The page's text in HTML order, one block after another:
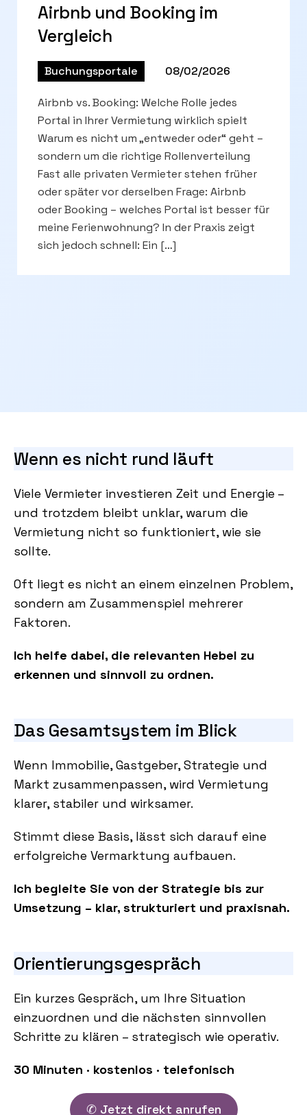
Airbnb und Booking im
Vergleich
Buchungsportale 08/02/2026
Airbnb vs. Booking: Welche Rolle jedes
Portal in Ihrer Vermietung wirklich spielt
Warum es nicht um „entweder oder“ geht –
sondern um die richtige Rollenverteilung
Fast alle privaten Vermieter stehen früher
oder später vor derselben Frage: Airbnb
oder Booking – welches Portal ist besser für
meine Ferienwohnung? In der Praxis zeigt
sich jedoch schnell: Ein […]
Wenn es nicht rund läuft
Viele Vermieter investieren Zeit und Energie –
und trotzdem bleibt unklar, warum die
Vermietung nicht so funktioniert, wie sie
sollte.
Oft liegt es nicht an einem einzelnen Problem,
sondern am Zusammenspiel mehrerer
Faktoren.
Ich helfe dabei, die relevanten Hebel zu
erkennen und sinnvoll zu ordnen.
Das Gesamtsystem im Blick
Wenn Immobilie, Gastgeber, Strategie und
Markt zusammenpassen, wird Vermietung
klarer, stabiler und wirksamer.
Stimmt diese Basis, lässt sich darauf eine
erfolgreiche Vermarktung aufbauen.
Ich begleite Sie von der Strategie bis zur
Umsetzung – klar, strukturiert und praxisnah.
Orientierungsgespräch
Ein kurzes Gespräch, um Ihre Situation
einzuordnen und die nächsten sinnvollen
Schritte zu klären – strategisch wie operativ.
30 Minuten · kostenlos · telefonisch
✆ Jetzt direkt anrufen